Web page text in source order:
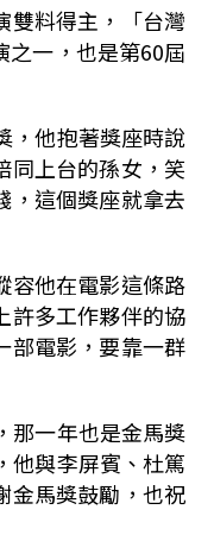
雙料得主，「台灣
之一，也是第60屆
，他抱著獎座時說
同上台的孫女，笑
，這個獎座就拿去
容他在電影這條路
許多工作夥伴的協
部電影，要靠一群
那一年也是金馬獎
他與李屏賓、杜篤
金馬獎鼓勵，也祝